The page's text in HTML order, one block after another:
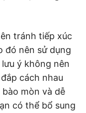
tránh tiếp xúc
đó nên sử dụng
ý không nên
cách nhau
mòn và dễ
có thể bổ sung